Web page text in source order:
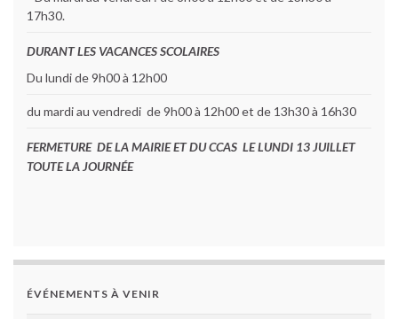
17h30.
DURANT LES VACANCES SCOLAIRES
Du lundi de 9h00 à 12h00
du mardi au vendredi de 9h00 à 12h00 et de 13h30 à 16h30
FERMETURE DE LA MAIRIE ET DU CCAS LE LUNDI 13 JUILLET
TOUTE LA JOURNÉE
ÉVÉNEMENTS À VENIR